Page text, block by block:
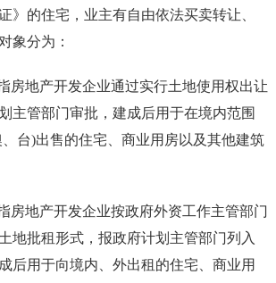
》的住宅，业主有自由依法买卖转让、
象分为：
房地产开发企业通过实行土地使用权出让
主管部门审批，建成后用于在境内范围
台)出售的住宅、商业用房以及其他建筑
房地产开发企业按政府外资工作主管部门
地批租形式，报政府计划主管部门列入
后用于向境内、外出租的住宅、商业用